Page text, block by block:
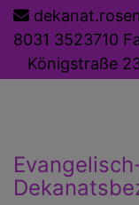
Direkt
zum
Inhalt
8031 3523710
Königstraße